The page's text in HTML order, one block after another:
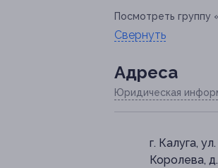
Посмотреть группу
Свернуть
Адресa
Юридическая
г. Калуга,
Королева,